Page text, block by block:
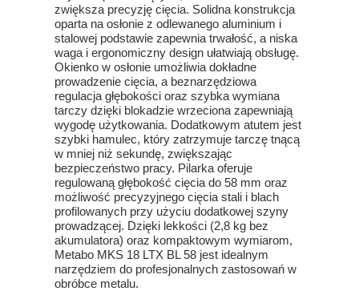
zwiększa precyzję cięcia. Solidna konstrukcja
oparta na osłonie z odlewanego aluminium i
stalowej podstawie zapewnia trwałość, a niska
waga i ergonomiczny design ułatwiają obsługę.
Okienko w osłonie umożliwia dokładne
prowadzenie cięcia, a beznarzędziowa
regulacja głębokości oraz szybka wymiana
tarczy dzięki blokadzie wrzeciona zapewniają
wygodę użytkowania. Dodatkowym atutem jest
szybki hamulec, który zatrzymuje tarczę tnącą
w mniej niż sekundę, zwiększając
bezpieczeństwo pracy. Pilarka oferuje
regulowaną głębokość cięcia do 58 mm oraz
możliwość precyzyjnego cięcia stali i blach
profilowanych przy użyciu dodatkowej szyny
prowadzącej. Dzięki lekkości (2,8 kg bez
akumulatora) oraz kompaktowym wymiarom,
Metabo MKS 18 LTX BL 58 jest idealnym
narzędziem do profesjonalnych zastosowań w
obróbce metalu.